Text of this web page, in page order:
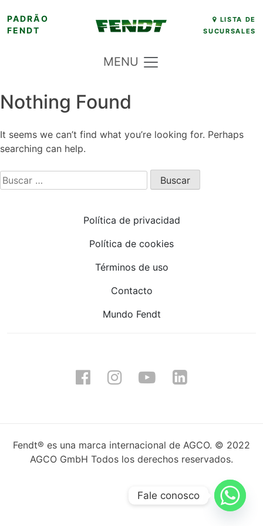
Skip
to
PADRÃO
FENDT
LISTA DE
SUCURSALES
MENU
Nothing Found
It seems we can’t find what you’re looking for. Perhaps
searching can help.
Buscar:
Política de privacidad
Política de cookies
Términos de uso
Contacto
Mundo Fendt
Fendt® es una marca internacional de AGCO. © 2022
AGCO GmbH Todos los derechos reservados.
Fale conosco